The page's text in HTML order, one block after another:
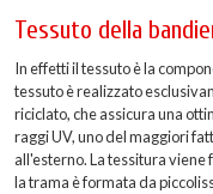
Tessuto della
In effetti il tessuto è la
tessuto è realizzato
riciclato, che assicura una
raggi UV, uno del maggiori
all'esterno. La tessitura
la trama è formata da